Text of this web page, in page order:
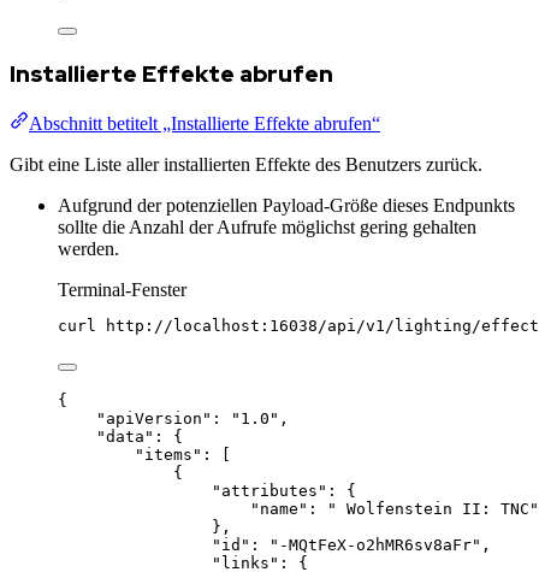
Installierte Effekte abrufen
Abschnitt betitelt „Installierte Effekte abrufen“
Gibt eine Liste aller installierten Effekte des Benutzers zurück.
Aufgrund der potenziellen Payload-Größe dieses Endpunkts
sollte die Anzahl der Aufrufe möglichst gering gehalten
werden.
Terminal-Fenster
curl http://localhost:16038/api/v1/lighting/
{
"apiVersion" : " 1.0 " ,
"data" : {
"items" : [
{
"attributes" : {
"name" : " Wolfenstein II: TNC "
},
"id" : " -MQtFeX-o2hMR6sv8aFr" ,
"links" : {